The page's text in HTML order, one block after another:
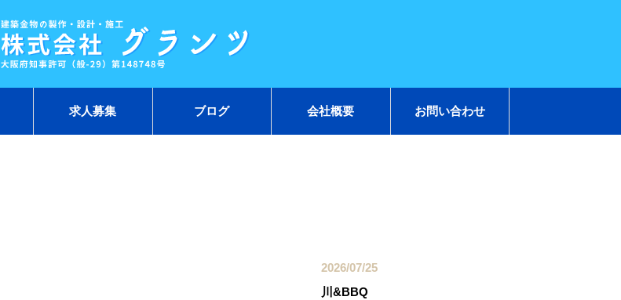
求人募集 ブログ 会社概要 お問い合わせ
2026/07/25
川&BBQ